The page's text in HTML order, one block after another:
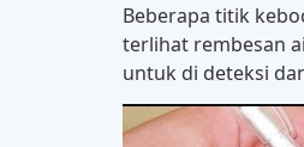
Beberapa titik
terlihat rembesan
untuk di deteksi